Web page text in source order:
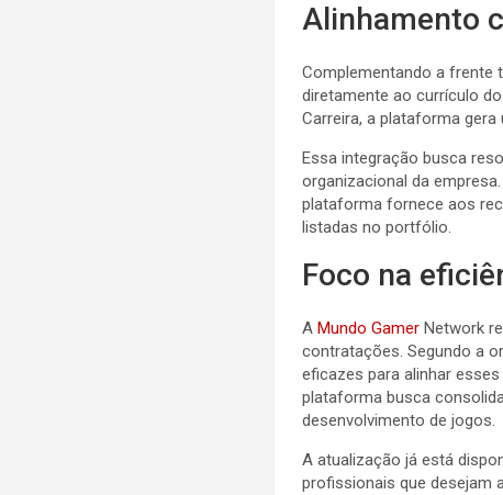
Alinhamento
Complementando a frente
diretamente ao currículo
Carreira, a plataforma
Essa integração busca
organizacional da
plataforma fornece aos
listadas no portfólio.
Foco na
AMundo Gamer Network
contratações. Segundo a
eficazes para alinhar
plataforma busca
desenvolvimento de jogos.
A atualização já está
profissionais que desejam